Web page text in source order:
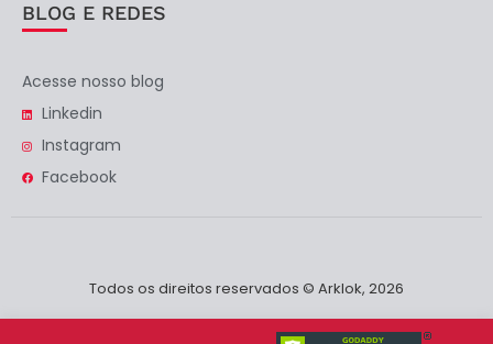
BLOG E REDES
Acesse nosso blog
Linkedin
Instagram
Facebook
Todos os direitos reservados © Arklok, 2026